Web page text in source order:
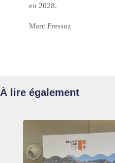
en 2028.
Marc Fressoz
À lire également